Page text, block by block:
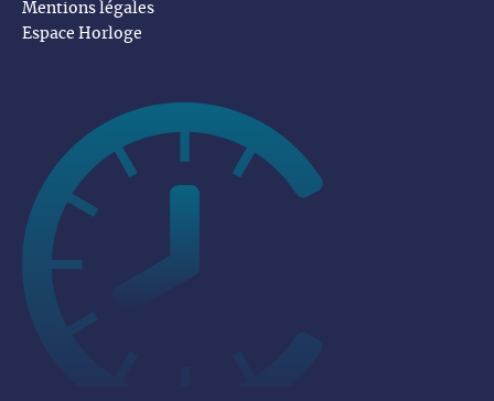
Mentions légales
Espace Horloge